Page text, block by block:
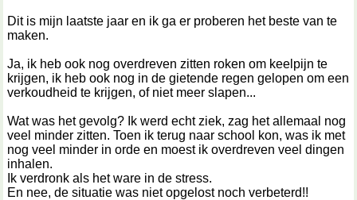
Dit is mijn laatste jaar en ik ga er proberen het beste van te
maken.
Ja, ik heb ook nog overdreven zitten roken om keelpijn te
krijgen, ik heb ook nog in de gietende regen gelopen om een
verkoudheid te krijgen, of niet meer slapen...
Wat was het gevolg? Ik werd echt ziek, zag het allemaal nog
veel minder zitten. Toen ik terug naar school kon, was ik met
nog veel minder in orde en moest ik overdreven veel dingen
inhalen.
Ik verdronk als het ware in de stress.
En nee, de situatie was niet opgelost noch verbeterd!!